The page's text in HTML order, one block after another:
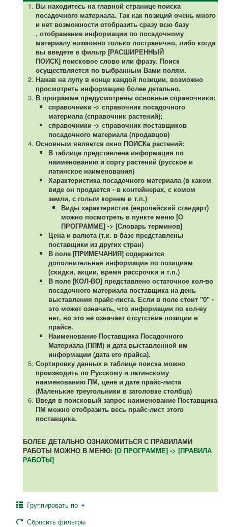
Вы находитесь на главной странице поиска
посадочного материала. Так как позиций очень много
и нет возможности отобразить сразу всю базу
, отображение информации по посадочному
материалу возможно только постранично, либо когда
вы введете в фильтр [РАСШИРЕННЫЙ
ПОИСК] поисковое слово или фразу. Поиск
осуществляется по выбранным Вами полям.
Нажав на лупу в конце каждой позиции, возможно
просмотреть информацию более детально.
В программе предусмотрены основные справочники:
справочники -> справочник посадочного
материала (справочник растений);
справочники -> справочник поставщиков
посадочного материала (продавцов)
Основным является окно ПОИСКа растений:
В таблице представлена информация по
наименованию и сорту растений (русское и
латинское наименования)
Характеристика посадочного материала (в каком
виде он продается - в контейнерах, с комом
земли, с голым корнем и т.п.)
Виды характеристик (европейский стандарт)
можно посмотреть в пункте меню [О
ПРОГРАММЕ] -> [Словарь терминов]
Цена и валюта (т.к. в базе представлены
поставщики из других стран)
В поле [ПРИМЕЧАНИЯ] содержится
дополнительная информация по позициям
(скидки, акции, время рассрочки и т.п.)
В поле [КОЛ-ВО] представлено остаточное кол-во
посадочного материала поставщика на день
выставления прайс-листа. Если в поле стоит "0" -
это может означать, что информации по кол-ву
нет, но это не означает отсутствие позиции в
прайсе.
Наименование Поставщика Посадочного
Материала (ППМ) и дата выставленной им
информации (дата его прайса).
Сортировку данных в таблице поиска можно
производить по Русскому и латинскому
наименованию ПМ, цене и дате прайс-листа
(Маленькие треугольники в заголовке столбца)
Введя в поисковый запрос наименование Поставщика
ПМ можно отобразить весь прайс-лист этого
поставщика.
БОЛЕЕ ДЕТАЛЬНО ОЗНАКОМИТЬСЯ С ПРАВИЛАМИ
РАБОТЫ МОЖНО В МЕНЮ: [О ПРОГРАММЕ] -> [ПРАВИЛА
РАБОТЫ]
Группировать по
Сбросить фильтры